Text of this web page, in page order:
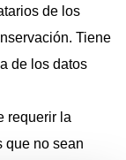
de los
Tiene
de los datos
requerir la
que no sean